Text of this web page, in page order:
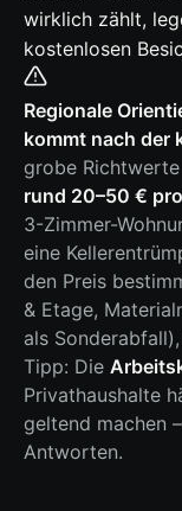
wirklich zählt,
kostenlosen
Regionale
kommt nach der
grobe
rund 20–50 €
3-Zimmer-
eine
den Preis
& Etage,
als
Tipp: Die
Privathaushalte
geltend machen
Antworten.